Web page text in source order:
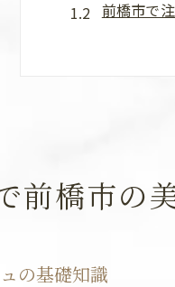
前橋市で
リンパマ
冷えやセ
群馬県前
前橋市の
の基礎知識